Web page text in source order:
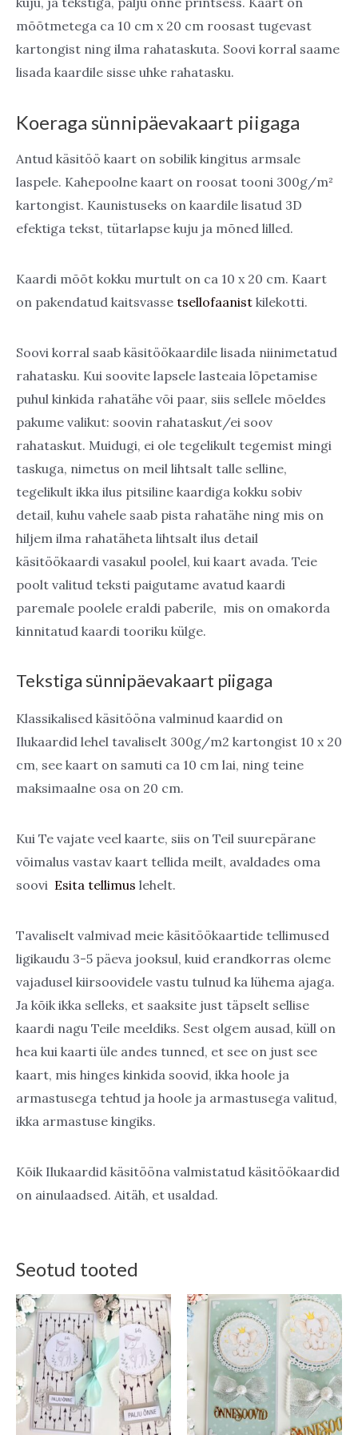
mõõtmetega ca 10 cm x 20 cm roosast tugevast
kartongist ning ilma rahataskuta. Soovi korral saame
lisada kaardile sisse uhke rahatasku.
Koeraga sünnipäevakaart piigaga
Antud käsitöö kaart on sobilik kingitus armsale
laspele. Kahepoolne kaart on roosat tooni 300g/m²
kartongist. Kaunistuseks on kaardile lisatud 3D
efektiga tekst, tütarlapse kuju ja mõned lilled.
Kaardi mõõt kokku murtult on ca 10 x 20 cm. Kaart
on pakendatud kaitsvasse tsellofaanist kilekotti.
Soovi korral saab käsitöökaardile lisada niinimetatud
rahatasku. Kui soovite lapsele lasteaia lõpetamise
puhul kinkida rahatähe või paar, siis sellele mõeldes
pakume valikut: soovin rahataskut/ei soov
rahataskut. Muidugi, ei ole tegelikult tegemist mingi
taskuga, nimetus on meil lihtsalt talle selline,
tegelikult ikka ilus pitsiline kaardiga kokku sobiv
detail, kuhu vahele saab pista rahatähe ning mis on
hiljem ilma rahatäheta lihtsalt ilus detail
käsitöökaardi vasakul poolel, kui kaart avada. Teie
poolt valitud teksti paigutame avatud kaardi
paremale poolele eraldi paberile, mis on omakorda
kinnitatud kaardi tooriku külge.
Tekstiga sünnipäevakaart piigaga
Klassikalised käsitööna valminud kaardid on
Ilukaardid lehel tavaliselt 300g/m2 kartongist 10 x 20
cm, see kaart on samuti ca 10 cm lai, ning teine
maksimaalne osa on 20 cm.
Kui Te vajate veel kaarte, siis on Teil suurepärane
võimalus vastav kaart tellida meilt, avaldades oma
soovi Esita tellimus lehelt.
Tavaliselt valmivad meie käsitöökaartide tellimused
ligikaudu 3-5 päeva jooksul, kuid erandkorras oleme
vajadusel kiirsoovidele vastu tulnud ka lühema ajaga.
Ja kõik ikka selleks, et saaksite just täpselt sellise
kaardi nagu Teile meeldiks. Sest olgem ausad, küll on
hea kui kaarti üle andes tunned, et see on just see
kaart, mis hinges kinkida soovid, ikka hoole ja
armastusega tehtud ja hoole ja armastusega valitud,
ikka armastuse kingiks.
Kõik Ilukaardid käsitööna valmistatud käsitöökaardid
on ainulaadsed. Aitäh, et usaldad.
Seotud tooted